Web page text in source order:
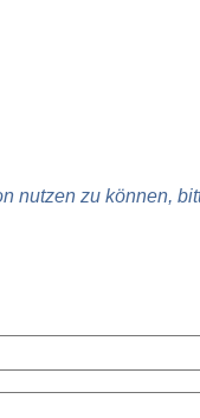
nutzen zu können,